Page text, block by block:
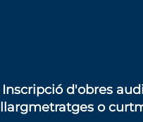
Inscripció d'obres
llargmetratges o